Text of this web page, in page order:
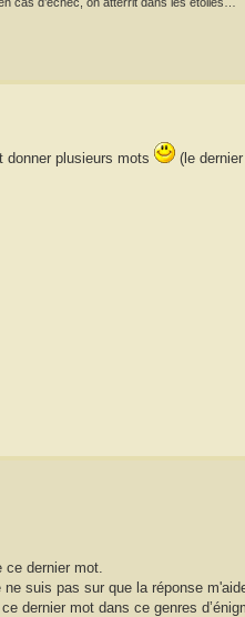
donner plusieurs mots (le
ce dernier mot.
suis pas sur que la réponse
dernier mot dans ce genres